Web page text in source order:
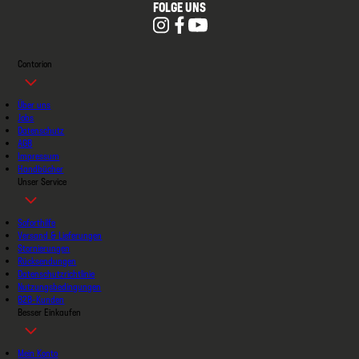
FOLGE UNS
Contorion
Über uns
Jobs
Datenschutz
AGB
Impressum
Handbücher
Unser Service
Soforthilfe
Versand & Lieferungen
Stornierungen
Rücksendungen
Datenschutzrichtlinie
Nutzungsbedingungen
B2B-Kunden
Besser Einkaufen
Mein Konto